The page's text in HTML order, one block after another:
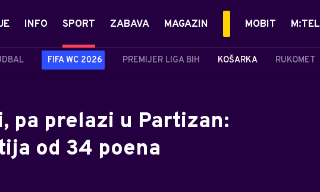
INFO SPORT
FIFA WC 2026 PREMIJER LIGA BIH KOŠARKA RUKOMET
ZABAVA MAGAZIN MOBIT M:TEL
pa prelazi u Partizan:
od 34 poena